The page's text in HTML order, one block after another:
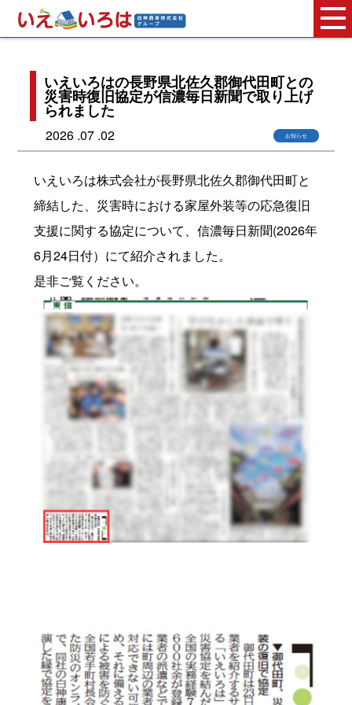
いえいろはの長野県北佐久郡御代田町との
災害時復旧協定が信濃毎日新聞で取り上げ
られました
2026 .07 .02 お知らせ
いえいろは株式会社が長野県北佐久郡御代田町と
締結した、災害時における家屋外装等の応急復旧
支援に関する協定について、信濃毎日新聞(2026年
6月24日付）にて紹介されました。
是非ご覧ください。